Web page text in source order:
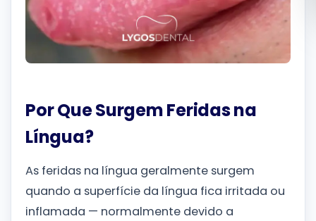
Por Que Surgem Feridas na
Língua?
As feridas na língua geralmente surgem
quando a superfície da língua fica irritada ou
inflamada — normalmente devido a